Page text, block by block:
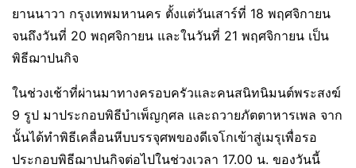
ยานนาวา กรุงเทพมหานคร ตั้งแต่วันเสาร์ที่ 18 พฤศจิกายน
จนถึงวันที่ 20 พฤศจิกายน และในวันที่ 21 พฤศจิกายน เป็น
พิธีฌาปนกิจ
ในช่วงเช้าที่ผ่านมาทางครอบครัวและคนสนิทนิมนต์พระสงฆ์
9 รูป มาประกอบพิธีบำเพ็ญกุศล และถวายภัตตาหารเพล จาก
นั้นได้ทำพิธีเคลื่อนหีบบรรจุศพของดีเจโกเข้าสู่เมรุเพื่อรอ
ประกอบพิธีฌาปนกิจต่อไปในช่วงเวลา 17.00 น. ของวันนี้